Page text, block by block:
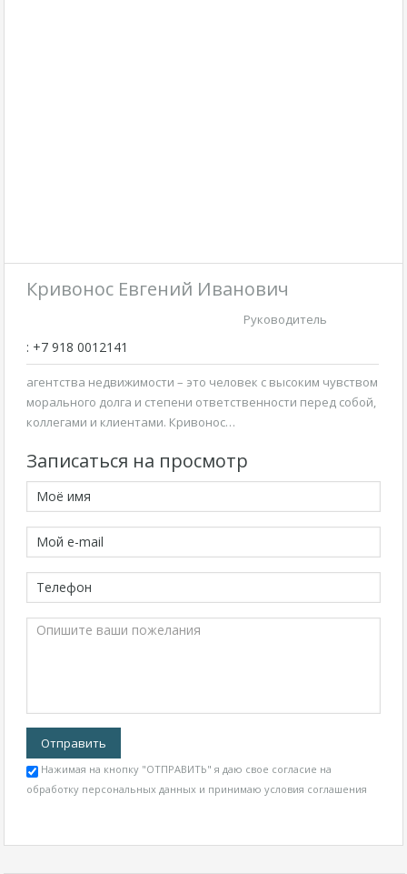
Кривонос Евгений Иванович
: +7 918 0012141
Руководитель
агентства недвижимости – это человек с высоким чувством
морального долга и степени ответственности перед собой,
коллегами и клиентами. Кривонос…
Записаться на просмотр
Нажимая на кнопку "ОТПРАВИТЬ" я даю свое согласие на
обработку персональных данных и принимаю условия соглашения